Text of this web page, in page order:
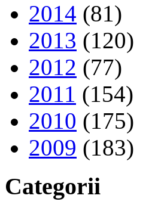
2014 (81)
2013 (120)
2012 (77)
2011 (154)
2010 (175)
2009 (183)
Categorii